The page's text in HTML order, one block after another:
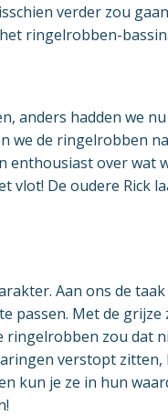
verder zou
ringelrobben-bassin.
anders hadden we
we de ringelrobben
enthousiast over wat
vlot! De oudere Rick
Aan ons de
passen. Met de
zou dat
verstopt zitten,
kun je ze in hun